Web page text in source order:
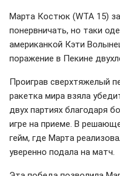
Марта Костюк (WTA 15)
понервничать, но таки
американкой Кэти
поражение в Пекине
Проиграв сверхтяжелый
ракетка мира взяла
двух партиях благодаря
игре на приеме. В
гейм, где Марта
уверенно подала на матч.